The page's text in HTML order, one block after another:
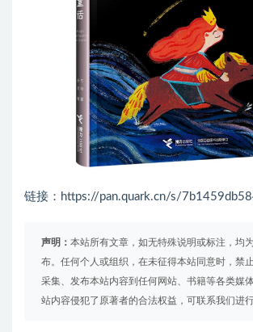
链接：https://pan.quark.cn/s/
声明： 本站所有文章，如无特殊说明或标注，均
布。任何个人或组织，在未征得本站同意时，禁
采集、发布本站内容到任何网站、书籍等各类媒
站内容侵犯了原著者的合法权益，可联系我们进行